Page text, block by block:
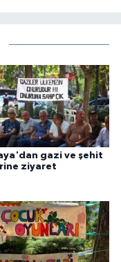
gazi ve şehit
ziyaret